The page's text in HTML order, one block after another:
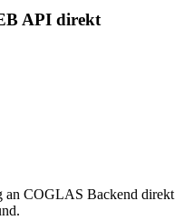
API direkt
an COGLAS Backend direkt